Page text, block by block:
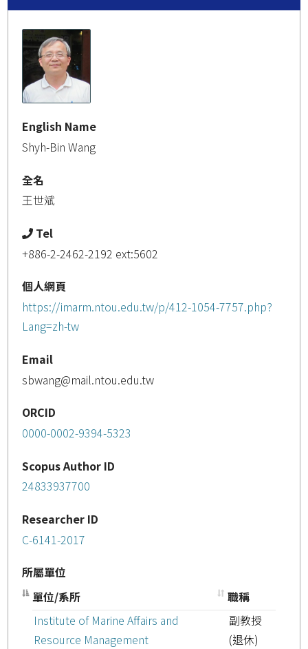
English Name
Shyh-Bin Wang
全名
王世斌
Tel
+886-2-2462-2192 ext:5602
個人網頁
https://imarm.ntou.edu.tw/p/412-1054-7757.php?
Lang=zh-tw
Email
sbwang@mail.ntou.edu.tw
ORCID
0000-0002-9394-5323
Scopus Author ID
24833937700
Researcher ID
C-6141-2017
所屬單位
單位/系所
職稱
Institute of Marine Affairs and
Resource Management
副教授
(退休)